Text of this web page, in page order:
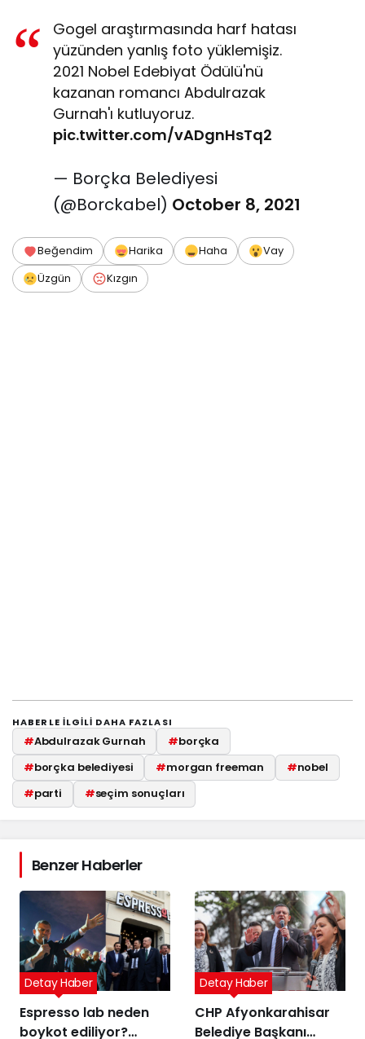
Gogel araştırmasında harf hatası
yüzünden yanlış foto yüklemişiz.
2021 Nobel Edebiyat Ödülü'nü
kazanan romancı Abdulrazak
Gurnah'ı kutluyoruz.
pic.twitter.com/vADgnHsTq2
— Borçka Belediyesi
(@Borckabel) October 8, 2021
Beğendim Harika Haha
Vay
Üzgün
Kızgın
HABERLE ILGILI DAHA FAZLASI
#Abdulrazak Gurnah #borçka
#borçka belediyesi #morgan freeman #nobel
#parti #seçim sonuçları
Benzer Haberler
Espresso lab neden
boykot ediliyor?
Detay Haber
CHP Afyonkarahisar
Belediye Başkanı
Detay Haber